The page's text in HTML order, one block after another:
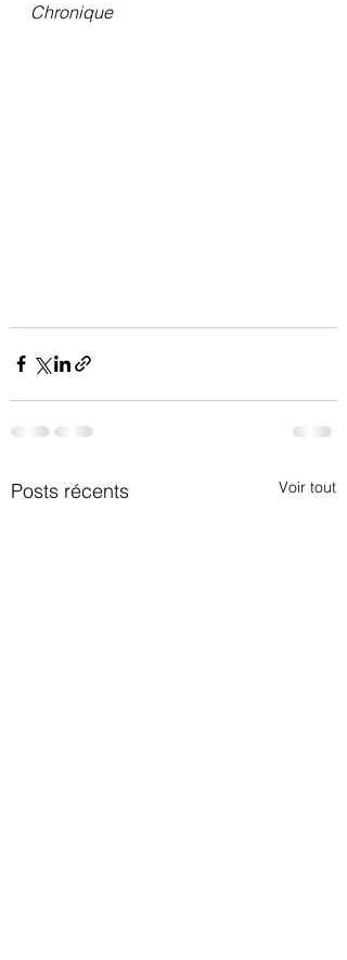
Chronique
Posts récents Voir tout